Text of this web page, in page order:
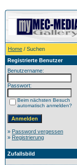
Home / Suchen
Registrierte Benutzer
Benutzername:
Passwort:
Beim nächsten Besuch
automatisch anmelden?
» Password vergessen
» Registrierung
Zufallsbild